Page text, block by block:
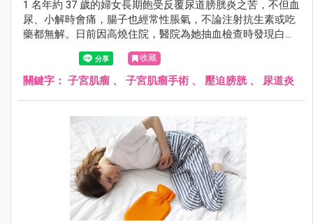
1 名年約 37 歲的婦女長期飽受反覆尿道膀胱炎之苦，不但血
尿、小解時會痛，腸子也經常性脹氣，不論注射抗生素或吃
藥都無解。日前因高燒住院，醫院為她抽血檢查時發現白血
球數超標，血液裡滿佈細菌，同時檢查出她子宮裡長有 7、8
顆大小不一的肌瘤，其中 1 顆大約 8 公分大，向外壓迫到膀
胱和尿道，造成頻尿、排尿困難；另 1 顆壓迫到腸子，造成
收藏
關鍵字： 子宮肌瘤 、 子宮肌瘤手術 、 壓迫膀胱、 尿道炎